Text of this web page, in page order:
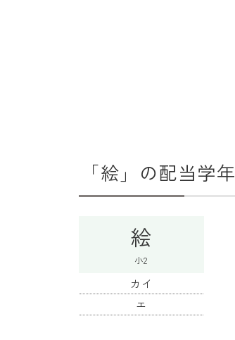
「絵」の配当学年
絵
小2
カイ
エ